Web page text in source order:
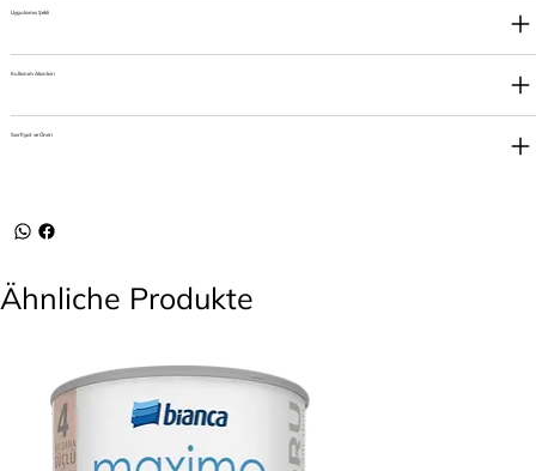
Uygulama Şekli
Kullanım Alanları
Sarfiyat ve Öneri
Ähnliche Produkte